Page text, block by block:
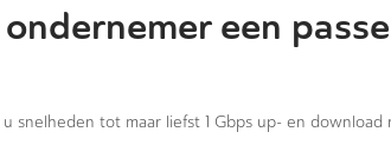
een
snelheden tot maar liefst 1 Gbps up- en download